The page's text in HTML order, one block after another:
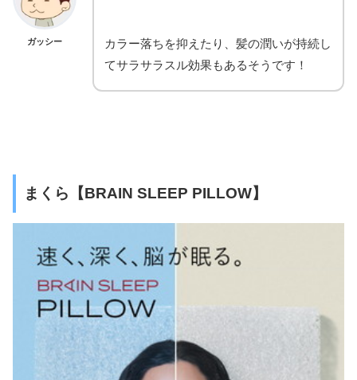
ガッシー
カラー落ちを抑えたり、髪の潤いが持続し
てサラサラスル効果もあるそうです！
まくら【BRAIN SLEEP PILLOW】